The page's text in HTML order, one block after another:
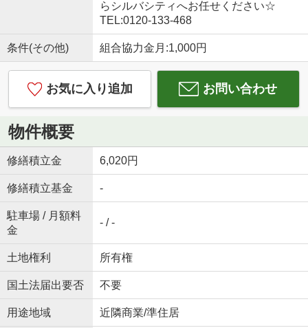
らシルバシティへお任せください☆
TEL:0120-133-468
条件(その他) 組合協力金月:1,000円
お気に入り追加 お問い合わせ
物件概要
修繕積立金 6,020円
修繕積立基金 -
駐車場 / 月額料
金
- / -
土地権利 所有権
国土法届出要否 不要
用途地域 近隣商業/準住居